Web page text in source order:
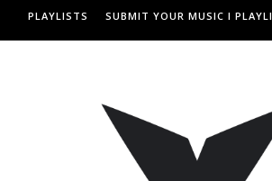
PLAYLISTS SUBMIT YOUR MUSIC I